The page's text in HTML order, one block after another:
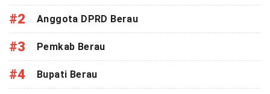
#2 Anggota DPRD Berau
#3 Pemkab Berau
#4 Bupati Berau